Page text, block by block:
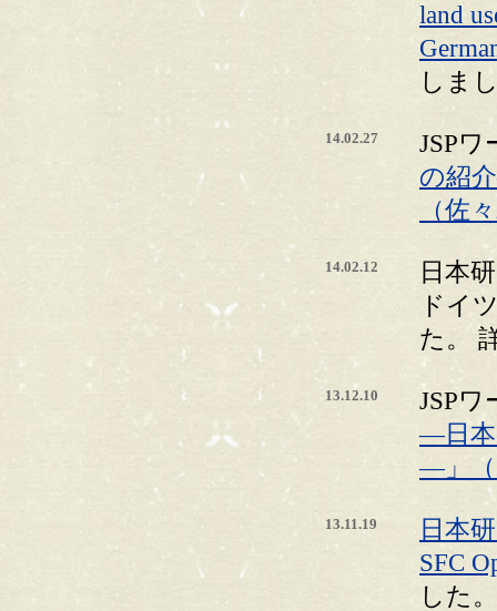
land
しま
14.02.27
JSP
の紹
（佐
14.02.12
日本
ドイ
た。
13.12.10
JSP
―日本
―」（
13.11.19
日本
SFC
した。